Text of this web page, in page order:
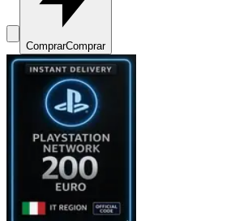
ComprarComprar